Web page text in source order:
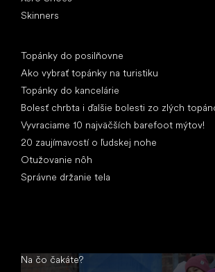
Skinners
Topánky do posilňovne
Ako vybrať topánky na turistiku
Topánky do kancelárie
Bolesť chrbta i ďalšie bolesti zo zlých
Vyvraciame 10 najväčších barefoot mýtov!
20 zaujímavostí o ľudskej nohe
Otužovanie nôh
Správne držanie tela
Na čo čakáte?